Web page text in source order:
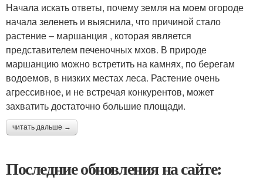
Начала искать ответы, почему земля на моем огороде
начала зеленеть и выяснила, что причиной стало
растение – маршанция , которая является
представителем печеночных мхов. В природе
маршанцию можно встретить на камнях, по берегам
водоемов, в низких местах леса. Растение очень
агрессивное, и не встречая конкурентов, может
захватить достаточно большие площади.
читать дальше →
Последние обновления на сайте: